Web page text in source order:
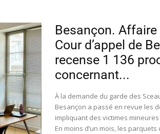
Besançon. Affaire
Cour d’appel de
recense 1 136
concernant...
À la demande du garde des
Besançon a passé en revue les
impliquant des victimes
En moins d’un mois, les